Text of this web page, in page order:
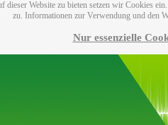
dieser Website zu bieten setzen wir Cookies
zu. Informationen zur Verwendung und den
Nur essenzielle